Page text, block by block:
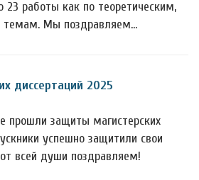
работы как по теоретическим,
темам. Мы поздравляем…
диссертаций 2025
прошли защиты магистерских
успешно защитили свои
всей души поздравляем!